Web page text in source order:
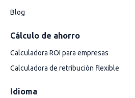
Blog
Cálculo de ahorro
Calculadora ROI para empresas
Calculadora de retribución flexible
Idioma